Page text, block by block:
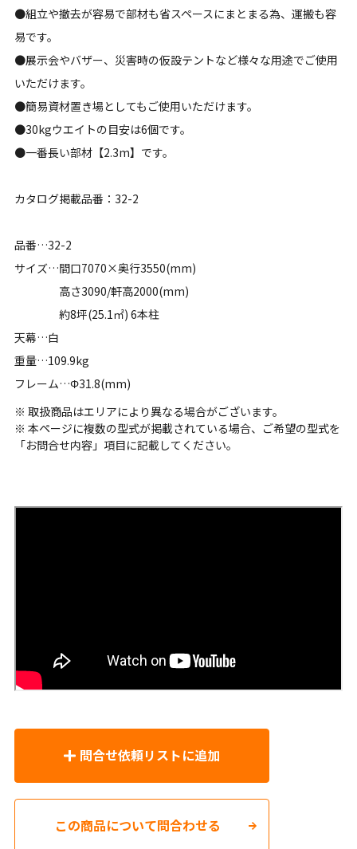
●組立や撤去が容易で部材も省スペースにまとまる為、運搬も容
易です。
●展示会やバザー、災害時の仮設テントなど様々な用途でご使用
いただけます。
●簡易資材置き場としてもご使用いただけます。
●30kgウエイトの目安は6個です。
●一番長い部材【2.3m】です。
カタログ掲載品番：32-2
品番…32-2
サイズ…間口7070×奥行3550(mm)
高さ3090/軒高2000(mm)
約8坪(25.1㎡) 6本柱
天幕…白
重量…109.9kg
フレーム…Φ31.8(mm)
※ 取扱商品はエリアにより異なる場合がございます。
※ 本ページに複数の型式が掲載されている場合、ご希望の型式を
「お問合せ内容」項目に記載してください。
問合せ依頼リストに追加
この商品について問合わせる